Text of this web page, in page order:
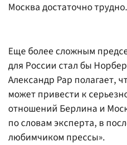
Москва достаточно трудно.
Еще более сложным
для России стал бы
Александр Рар полагает,
может привести к
отношений Берлина и
по словам эксперта, в
любимчиком прессы».